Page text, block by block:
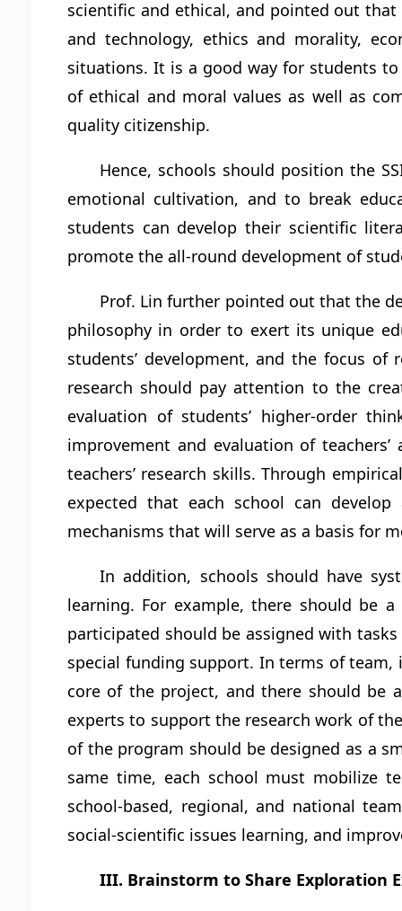
scientific and ethical, and pointed out
and technology, ethics and morality,
situations. It is a good way for students
of ethical and moral values as well as
quality citizenship.
Hence, schools should position the
emotional cultivation, and to break
students can develop their scientific
promote the all-round development of
Prof. Lin further pointed out that the
philosophy in order to exert its unique
students’ development, and the focus of
research should pay attention to the
evaluation of students’ higher-order
improvement and evaluation of
teachers’ research skills. Through
expected that each school can
mechanisms that will serve as a basis for
In addition, schools should have
learning. For example, there should be
participated should be assigned with
special funding support. In terms of
core of the project, and there should be
experts to support the research work of
of the program should be designed as a
same time, each school must mobilize
school-based, regional, and national
social-scientific issues learning, and
III. Brainstorm to Share Exploration